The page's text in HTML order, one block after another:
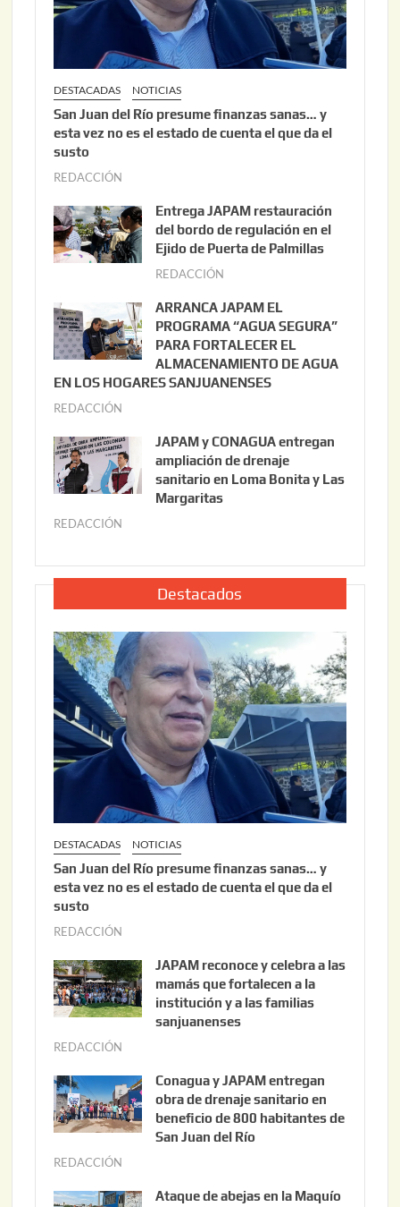
DESTACADAS NOTICIAS
San Juan del Río presume finanzas sanas… y
esta vez no es el estado de cuenta el que da el
susto
REDACCIÓN
o
s
t
3
,
2
0
Entrega JAPAM restauración
del bordo de regulación en el
Ejido de Puerta de Palmillas
REDACCIÓN
i
o
2
2
0
ARRANCA JAPAM EL
PROGRAMA “AGUA SEGURA”
PARA FORTALECER EL
ALMACENAMIENTO DE AGUA
EN LOS HOGARES SANJUANENSES
REDACCIÓN
l
i
o
,
0
2
6
JAPAM y CONAGUA entregan
ampliación de drenaje
sanitario en Loma Bonita y Las
Margaritas
REDACCIÓN
l
o
2
2
,
2
6
Destacados
DESTACADAS NOTICIAS
San Juan del Río presume finanzas sanas… y
esta vez no es el estado de cuenta el que da el
susto
REDACCIÓN
o
s
t
,
2
0
JAPAM reconoce y celebra a las
mamás que fortalecen a la
institución y a las familias
sanjuanenses
REDACCIÓN
n
i
o
,
Conagua y JAPAM entregan
obra de drenaje sanitario en
beneficio de 800 habitantes de
San Juan del Río
REDACCIÓN
Ataque de abejas en la Maquío